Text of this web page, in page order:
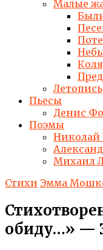
Малые
Летопись
Пьесы
Денис
Поэмы
Николай
Михаил
Стихи Эмма
обиду…» —